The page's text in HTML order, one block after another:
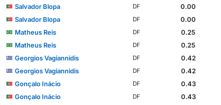
Salvador Blopa DF
0.00
Salvador Blopa
DF
0.00
Matheus Reis
DF
0.25
Matheus Reis
DF
0.25
Georgios Vagiannidis
DF
0.42
Georgios Vagiannidis
DF
0.42
Gonçalo Inácio
DF
0.43
Gonçalo Inácio
DF
0.43